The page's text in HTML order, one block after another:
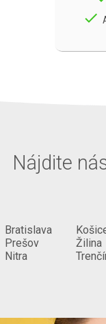
done
Nájdite
Bratislava
Prešov
Nitra
Žilina